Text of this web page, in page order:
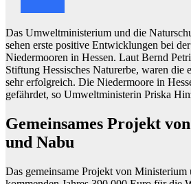
Das Umweltministerium und die
sehen erste positive Entwicklungen bei
Niedermooren in Hessen. Laut Bernd
Stiftung Hessisches Naturerbe, waren die
sehr erfolgreich. Die Niedermoore in
gefährdet, so Umweltministerin Priska
Gemeinsames Projekt
und Nabu
Das gemeinsame Projekt von